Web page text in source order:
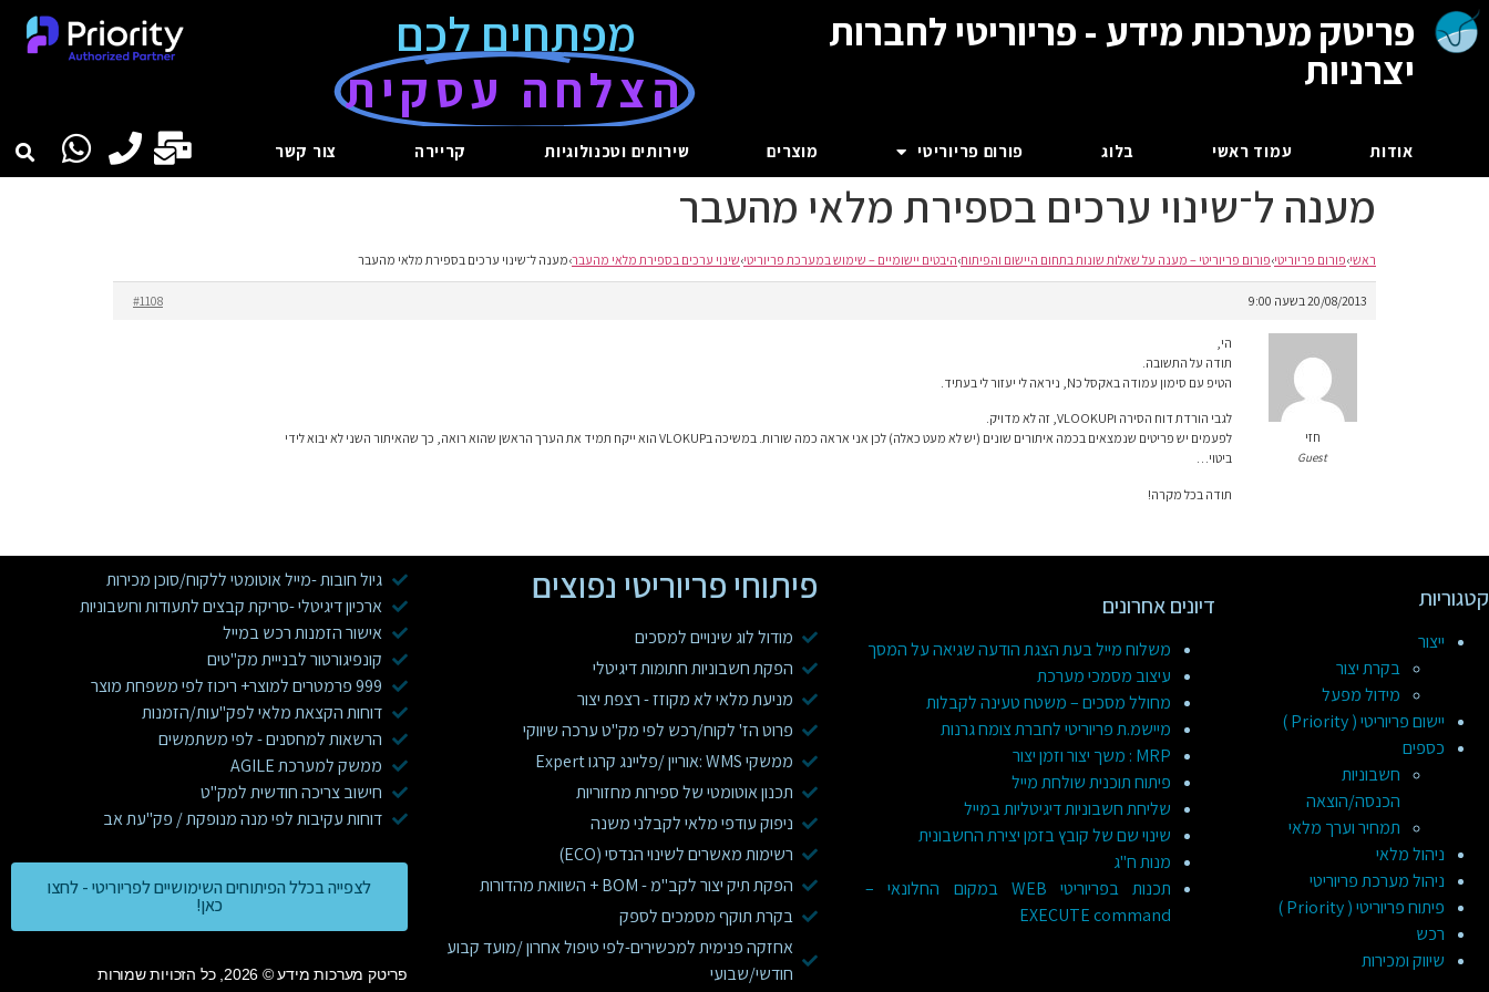
פריטק מערכות מידע - פריוריטי לחברות
יצרניות
מפתחים לכם
הצלחה עסקית
אודות עמוד ראשי בלוג פורום פריוריטי מוצרים שירותים וטכנולוגיות קריירה צור קשר
מענה ל־שינוי ערכים בספירת מלאי מהעבר
ראשי›פורום פריוריטי›פורום פריוריטי – מענה על שאלות שונות בתחום היישום והפיתוח›היבטים יישומיים – שימוש במערכת פריוריטי›שינוי ערכים בספירת מלאי מהעבר›מענה ל־שינוי ערכים בספירת מלאי מהעבר
20/08/2013 בשעה 9:00 #1108
חזי
Guest
הי,
תודה על התשובה.
הטיפ עם סימון עמודה באקסל כN, ניראה לי יעזור לי בעתיד.
לגבי הורדת דוח הסירה וVLOOKUP, זה לא מדויק.
לפעמים יש פריטים שנמצאים בכמה איתורים שונים (יש לא מעט כאלה) לכן אני אראה כמה שורות. במשיכה בVLOKUP הוא ייקח תמיד את הערך הראשן שהוא רואה, כך שהאיתור השני לא יבוא לידי
ביטוי…
תודה בכל מקרה!
קטגוריות
ייצור
בקרת יצור
מידול מפעל
יישום פריוריטי ( Priority )
כספים
חשבוניות
הכנסה/הוצאה
תמחיר וערך מלאי
ניהול מלאי
ניהול מערכת פריוריטי
פיתוח פריוריטי ( Priority )
רכש
שיווק ומכירות
דיונים אחרונים
משלוח מייל בעת הצגת הודעה שגיאה על המסך
עיצוב מסמכי מערכת
מחולל מסכים – משטח טעינה לקבלות
מיישמ.ת פריוריטי לחברת צומח גרנות
MRP : משך יצור וזמן יצור
פיתוח תוכנית שולחת מייל
שליחת חשבוניות דיגיטליות במייל
שינוי שם של קובץ בזמן יצירת החשבונית
מנות ח"ג
תכנות בפריוריטי WEB במקום החלונאי –
EXECUTE command
פיתוחי פריוריטי נפוצים
מודול לוג שינויים למסכים
הפקת חשבוניות חתומות דיגיטלי
מניעת מלאי לא מקוזז - רצפת יצור
פרוט הז' לקוח/רכש לפי מק"ט ערכה שיווקי
ממשקי WMS :אוריין /פליינג קרגו Expert
תכנון אוטומטי של ספירות מחזוריות
ניפוק עודפי מלאי לקבלני משנה
רשימות מאשרים לשינוי הנדסי (ECO)
הפקת תיק יצור לקב"מ - BOM + השוואת מהדורות
בקרת תוקף מסמכים לספק
אחזקה פנימית למכשירים-לפי טיפול אחרון /מועד קבוע
חודשי/שבועי
גיול חובות -מייל אוטומטי ללקוח/סוכן מכירות
ארכיון דיגיטלי -סריקת קבצים לתעודות וחשבוניות
אישור הזמנות רכש במייל
קונפיגורטור לבנייית מק"טים
999 פרמטרים למוצר+ ריכוז לפי משפחת מוצר
דוחות הקצאת מלאי לפק"עות/הזמנות
הרשאות למחסנים - לפי משתמשים
ממשק למערכת AGILE
חישוב צריכה חודשית למק"ט
דוחות עקיבות לפי מנה מנופקת / פק"עת אב
לצפייה בכלל הפיתוחים השימושיים לפריוריטי - לחצו
כאן!
פריטק מערכות מידע © 2026, כל הזכויות שמורות